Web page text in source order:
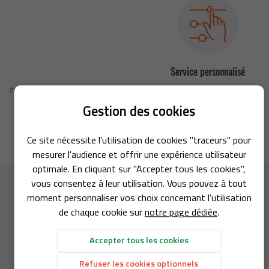
Gestion des cookies
Ce site nécessite l'utilisation de cookies "traceurs" pour
mesurer l'audience et offrir une expérience utilisateur
optimale. En cliquant sur "Accepter tous les cookies",
vous consentez à leur utilisation. Vous pouvez à tout
moment personnaliser vos choix concernant l'utilisation
de chaque cookie surnotre page dédiée.
Accepter tous les cookies
Refuser les cookies optionnels
LOCATION
NEUF
D'OCCASION
02 48 65
Service personnalisé
Nous adaptons nos interventions selon vos besoins et
Les engagements
de SAS François Jacob
SAS François JACOB
, nous mettons tout en œuvre pour